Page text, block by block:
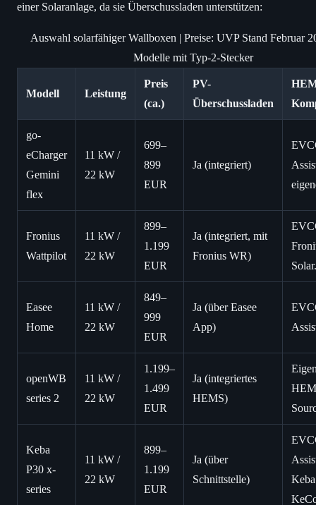
einer Solaranlage, da sie Überschussladen unterstützen:
Auswahl solarfähiger Wallboxen | Preise: UVP Stand Februar
Modelle mit Typ-2-Stecker
Modell Leistung
Preis
(ca.)
PV-
Überschussladen
go-
eCharger
Gemini
flex
11 kW /
22 kW
699–
899
EUR
Ja (integriert)
Fronius
Wattpilot
11 kW /
22 kW
899–
1.199
EUR
Ja (integriert, mit
Fronius WR)
Easee
Home
11 kW /
22 kW
849–
999
EUR
Ja (über Easee
App)
openWB
series 2
11 kW /
22 kW
1.199–
1.499
EUR
Ja (integriertes
HEMS)
Keba
P30 x-
series
11 kW /
22 kW
899–
1.199
EUR
Ja (über
Schnittstelle)
Keba